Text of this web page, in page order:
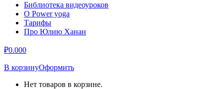
Библиотека видеоуроков
О Power yoga
Тарифы
Про Юлию Ханан
₽0.000
В корзинуОформить
Нет товаров в корзине.